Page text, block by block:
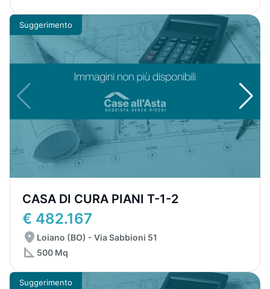
Suggerimento
CASA DI CURA PIANI T-1-2
€ 482.167
Loiano (BO) - Via Sabbioni 51
500 Mq
Suggerimento